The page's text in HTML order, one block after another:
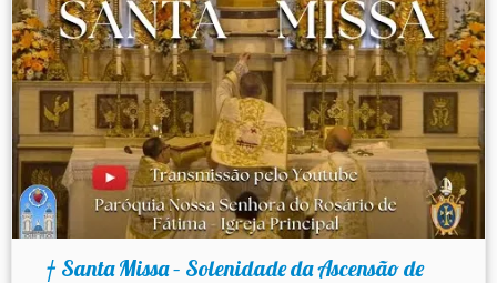
† Santa Missa – Solenidade da Ascensão de